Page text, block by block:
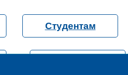
Студентам